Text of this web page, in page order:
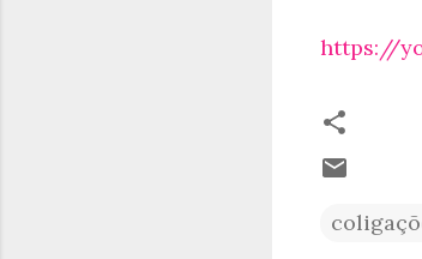
https://